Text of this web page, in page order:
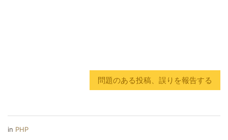
問題のある投稿、誤りを報告する
in PHP